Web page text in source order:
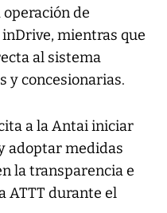
de
mientras que
al sistema
y concesionarias.
a la Antai iniciar
adoptar medidas
la transparencia e
ATTT durante el